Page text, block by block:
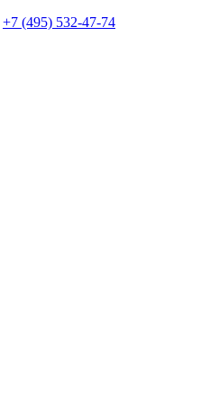
+7 (495) 532-47-74